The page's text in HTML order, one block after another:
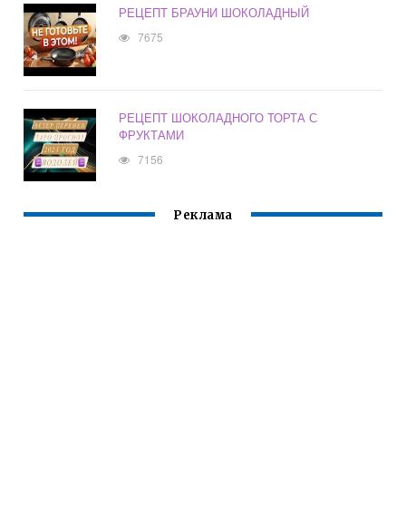
РЕЦЕПТ БРАУНИ ШОКОЛАДНЫЙ
7675
РЕЦЕПТ ШОКОЛАДНОГО ТОРТА С
ФРУКТАМИ
7156
Реклама